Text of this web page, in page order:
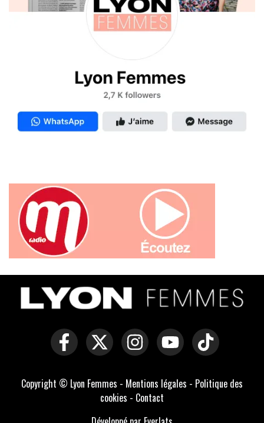
Copyright © Lyon Femmes - Mentions légales - Politique des
cookies - Contact